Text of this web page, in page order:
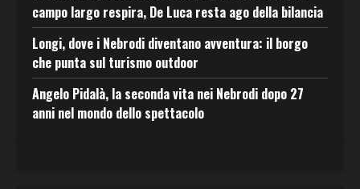
campo largo respira, De Luca resta ago della bilancia
Longi, dove i Nebrodi diventano avventura: il borgo
che punta sul turismo outdoor
Angelo Pidalà, la seconda vita nei Nebrodi dopo 27
anni nel mondo dello spettacolo